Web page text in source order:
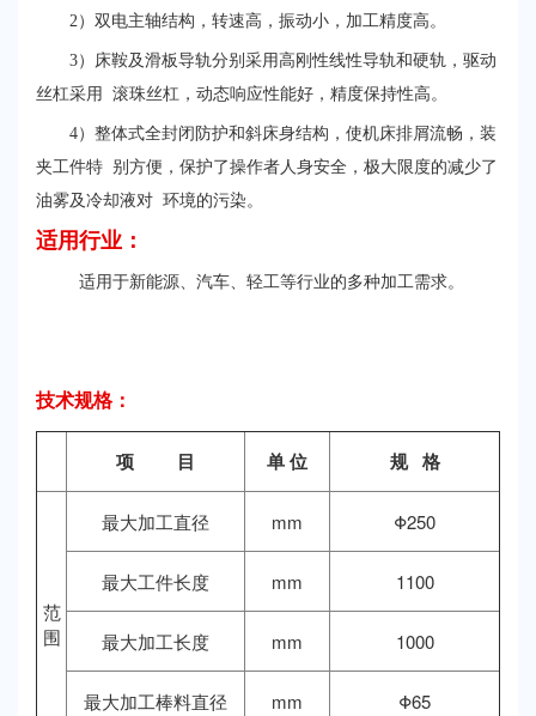
2）双电主轴结构，转速高，振动小，加工精度高。
3）床鞍及滑板导轨分别采用高刚性线性导轨和硬轨，驱动
丝杠采用 滚珠丝杠，动态响应性能好，精度保持性高。
4）整体式全封闭防护和斜床身结构，使机床排屑流畅，装
夹工件特 别方便，保护了操作者人身安全，极大限度的减少了
油雾及冷却液对 环境的污染。
适用行业：
适用于新能源、汽车、轻工等行业的多种加工需求。
技术规格：
项 目 单位 规 格
范
围
最大加工直径 mm Φ250
最大工件长度 mm 1100
最大加工长度 mm 1000
最大加工棒料直径 mm Φ65